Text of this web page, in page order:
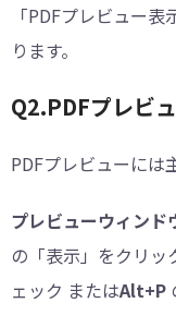
「PDFプレビュー
ります。
Q2.PDFプレビ
PDFプレビューには
プレビューウィンド
の「表示」をクリ
ェック またはAlt+P